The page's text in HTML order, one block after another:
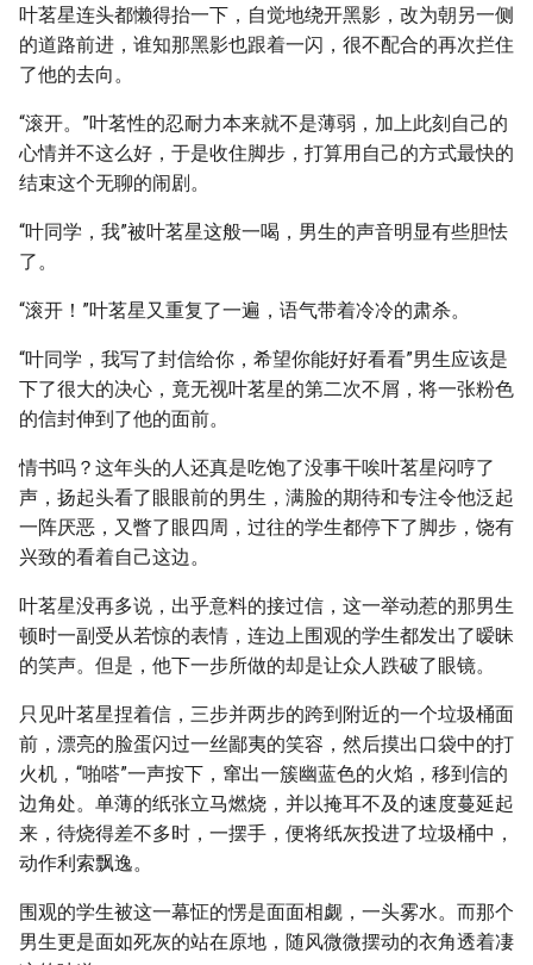
叶茗星连头都懒得抬一下，自觉地绕开黑影，改为朝另一侧
的道路前进，谁知那黑影也跟着一闪，很不配合的再次拦住
了他的去向。
“滚开。”叶茗性的忍耐力本来就不是薄弱，加上此刻自己的
心情并不这么好，于是收住脚步，打算用自己的方式最快的
结束这个无聊的闹剧。
“叶同学，我”被叶茗星这般一喝，男生的声音明显有些胆怯
了。
“滚开！”叶茗星又重复了一遍，语气带着冷冷的肃杀。
“叶同学，我写了封信给你，希望你能好好看看”男生应该是
下了很大的决心，竟无视叶茗星的第二次不屑，将一张粉色
的信封伸到了他的面前。
情书吗？这年头的人还真是吃饱了没事干唉叶茗星闷哼了
声，扬起头看了眼眼前的男生，满脸的期待和专注令他泛起
一阵厌恶，又瞥了眼四周，过往的学生都停下了脚步，饶有
兴致的看着自己这边。
叶茗星没再多说，出乎意料的接过信，这一举动惹的那男生
顿时一副受从若惊的表情，连边上围观的学生都发出了暧昧
的笑声。但是，他下一步所做的却是让众人跌破了眼镜。
只见叶茗星捏着信，三步并两步的跨到附近的一个垃圾桶面
前，漂亮的脸蛋闪过一丝鄙夷的笑容，然后摸出口袋中的打
火机，“啪嗒”一声按下，窜出一簇幽蓝色的火焰，移到信的
边角处。单薄的纸张立马燃烧，并以掩耳不及的速度蔓延起
来，待烧得差不多时，一摆手，便将纸灰投进了垃圾桶中，
动作利索飘逸。
围观的学生被这一幕怔的愣是面面相觑，一头雾水。而那个
男生更是面如死灰的站在原地，随风微微摆动的衣角透着凄